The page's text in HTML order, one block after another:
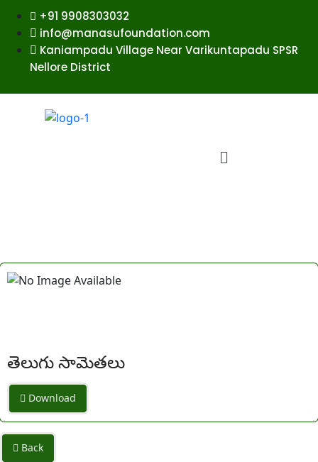
+91 9908303032
info@manasufoundation.com
Kaniampadu Village Near Varikuntapadu SPSR
Nellore District
తెలుగు సామెతలు
Download
Back